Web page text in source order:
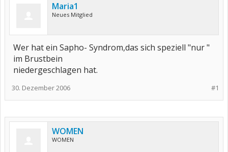
Maria1
Neues Mitglied
Wer hat ein Sapho- Syndrom,das sich speziell "nur "
im Brustbein
niedergeschlagen hat.
#1
30. Dezember 2006
WOMEN
WOMEN